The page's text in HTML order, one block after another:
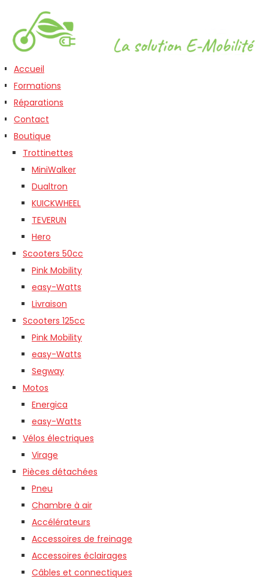
Accueil
Formations
Réparations
Contact
Boutique
Trottinettes
MiniWalker
Dualtron
KUICKWHEEL
TEVERUN
Hero
Scooters 50cc
Pink Mobility
easy-Watts
Livraison
Scooters 125cc
Pink Mobility
easy-Watts
Segway
Motos
Energica
easy-Watts
Vélos électriques
Virage
Pièces détachées
Pneu
Chambre à air
Accélérateurs
Accessoires de freinage
Accessoires éclairages
Câbles et connectiques